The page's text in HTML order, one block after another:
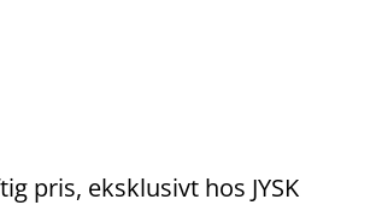
pris, eksklusivt hos JYSK